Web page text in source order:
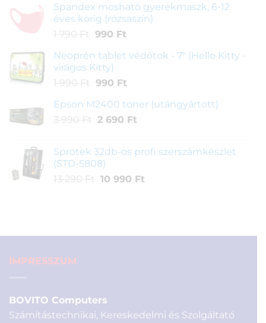
was:
4
990 Ft.
is:
2
Spandex mosható gyerekmaszk, 6-12
éves korig (rózsaszín)
1 790 Ft
Original
was:
1
790 Ft.
990 FtCurrent
is:
Neoprén tablet védőtok - 7" (Hello Kitty -
virágos Kitty)
1 990 Ft
Original
was:
1
990 FtCurrent
is:
990 Ft.
Epson M2400 toner (utángyártott)
3 990 Ft
Original
3
990 Ft.
2 690 FtCurrent
2
Sprotek 32db-os profi szerszámkészlet
(STD-5808)
13 290 Ft
Original
10 990 FtCurrent
IMPRESSZUM
BOVITO Computers
Számítástechnikai, Kereskedelmi és Szolgáltató